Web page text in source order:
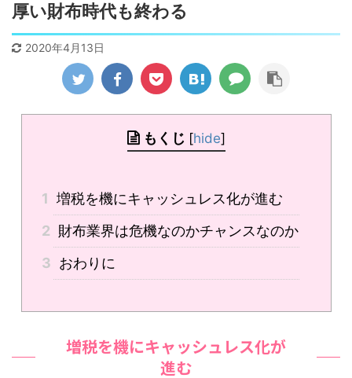
厚い財布時代も終わる
2020年4月13日
もくじ [hide]
1 増税を機にキャッシュレス化が進む
2 財布業界は危機なのかチャンスなのか
3 おわりに
増税を機にキャッシュレス化が
進む